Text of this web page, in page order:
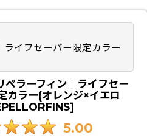
イフセーバー限定カラー
ペラーフィン｜ライフセー
カラー(オレンジ×イエロ
]
5.00